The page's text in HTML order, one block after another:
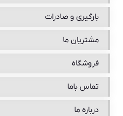
بارگیری و صادرات
مشتریان ما
فروشگاه
تماس باما
درباره ما